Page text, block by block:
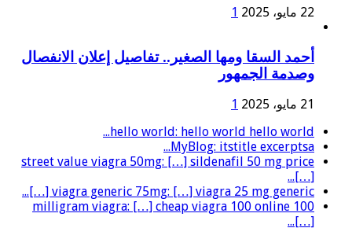
22 مايو، 2025 1
أحمد السقا ومها الصغير.. تفاصيل إعلان الانفصال
وصدمة الجمهور
21 مايو، 2025
1
hello world: hello world hello world...
MyBlog: itstitle excerptsa...
street value viagra 50mg: […] sildenafil 50 mg price
[…]...
viagra generic 75mg: […] viagra 25 mg generic […]...
100 milligram viagra: […] cheap viagra 100 online
[…]...